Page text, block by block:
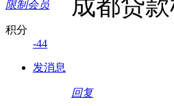
限制会员
积分
-44
发消息
成都贷
回复